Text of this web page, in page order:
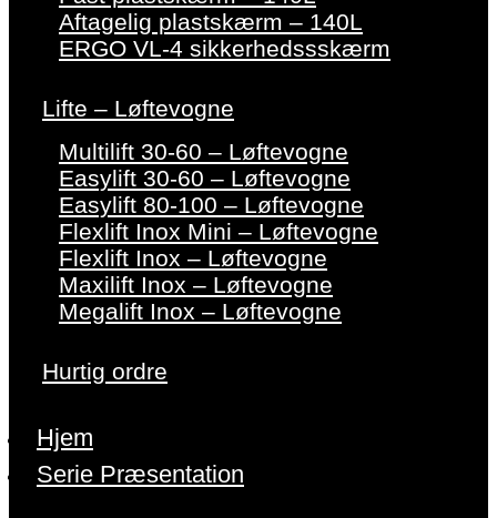
Aftagelig plastskærm – 140L
ERGO VL-4 sikkerhedssskærm
Lifte – Løftevogne
Multilift 30-60 – Løftevogne
Easylift 30-60 – Løftevogne
Easylift 80-100 – Løftevogne
Flexlift Inox Mini – Løftevogne
Flexlift Inox – Løftevogne
Maxilift Inox – Løftevogne
Megalift Inox – Løftevogne
Hurtig ordre
Hjem
Serie Præsentation